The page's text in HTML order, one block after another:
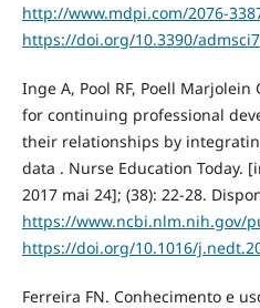
http://www.mdpi.com/2076-
https://doi.org/10.3390/
Inge A, Pool RF, Poell
for continuing professional
their relationships by
data . Nurse Education Today.
2017 mai 24]; (38): 22-28.
https://www.ncbi.nlm.nih.gov/
https://doi.org/10.1016/
Ferreira FN. Conhecimento e